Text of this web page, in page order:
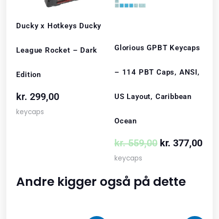
Ducky x Hotkeys Ducky
League Rocket – Dark
Edition
kr. 299,00
keycaps
Glorious GPBT Keycaps
– 114 PBT Caps, ANSI,
US Layout, Caribbean
Ocean
kr.559,00 kr. 377,00
keycaps
Andre kigger også på dette